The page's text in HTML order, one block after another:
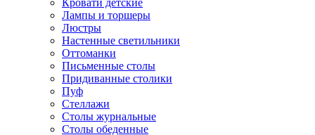
Кровати детские
Лампы и торшеры
Люстры
Настенные светильники
Оттоманки
Письменные столы
Придиванные столики
Пуф
Стеллажи
Столы журнальные
Столы обеденные